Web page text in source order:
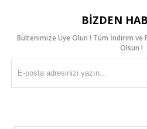
BIZDEN
Bültenimize Üye Olun ! Tüm İndirim ve
Olsun !